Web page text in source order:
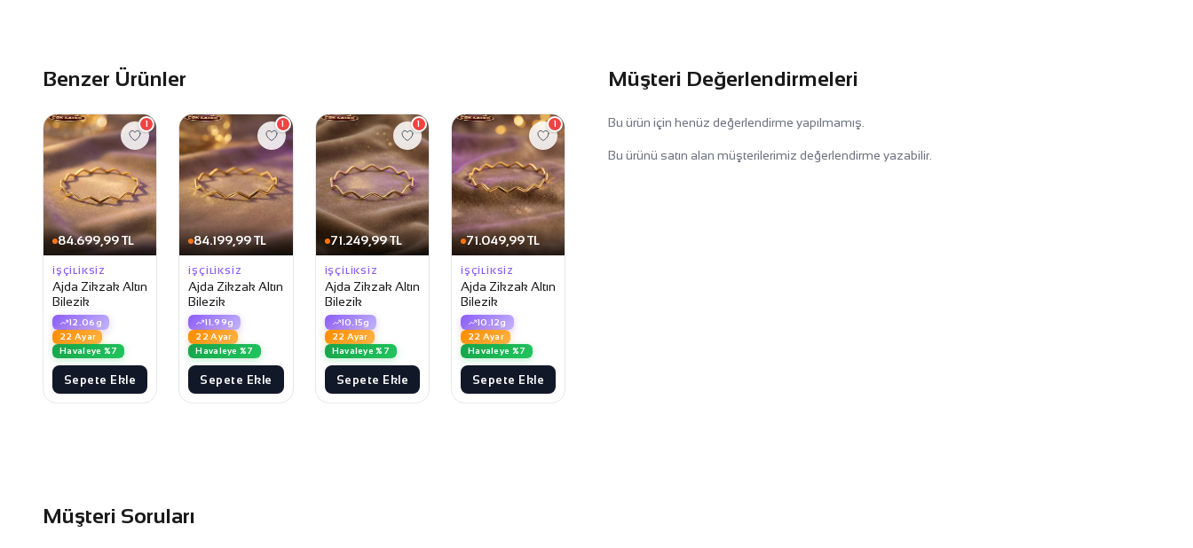
Benzer Ürünler
84.699,99 TL
1
İŞÇILIKSIZ
Ajda Zikzak Altın
Bilezik
12.06g
22 Ayar
Havaleye %7
Sepete Ekle
84.199,99 TL
1
İŞÇILIKSIZ
Ajda Zikzak Altın
Bilezik
11.99g
22 Ayar
Havaleye %7
Sepete Ekle
71.249,99 TL
1
İŞÇILIKSIZ
Ajda Zikzak Altın
Bilezik
10.15g
22 Ayar
Havaleye %7
Sepete Ekle
71.049,99 TL
1
İŞÇILIKSIZ
Ajda Zikzak Altın
Bilezik
10.12g
22 Ayar
Havaleye %7
Sepete Ekle
Müşteri Değerlendirmeleri
Bu ürün için henüz değerlendirme yapılmamış.
Bu ürünü satın alan müşterilerimiz değerlendirme yazabilir.
Müşteri Soruları